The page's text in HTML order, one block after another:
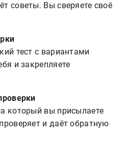
советы. Вы сверяете своё
тест с вариантами
и закрепляете
который вы присылаете
и даёт обратную